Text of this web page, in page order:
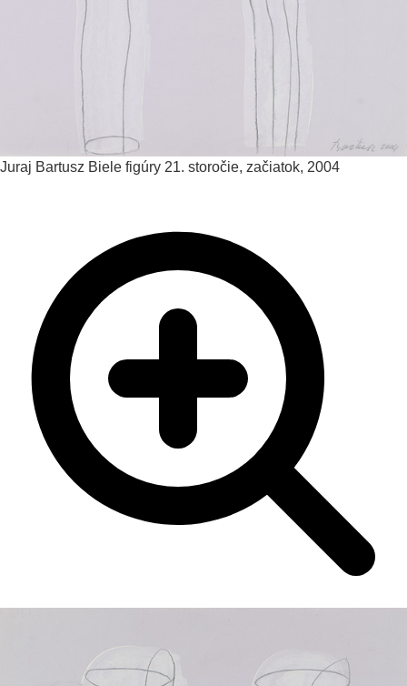
Juraj Bartusz Biele figúry 21. storočie, začiatok, 2004